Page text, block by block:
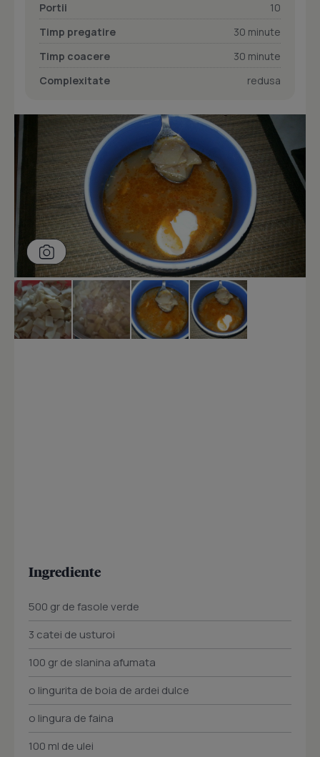
Portii
10
Timp pregatire
30 minute
Timp coacere
30 minute
Complexitate
redusa
Ingrediente
500 gr de fasole verde
3 catei de usturoi
100 gr de slanina afumata
o lingurita de boia de ardei dulce
o lingura de faina
100 ml de ulei